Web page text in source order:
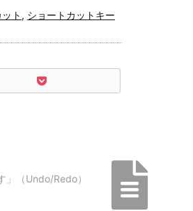
ト , ショートカットキー
（Undo/Redo）